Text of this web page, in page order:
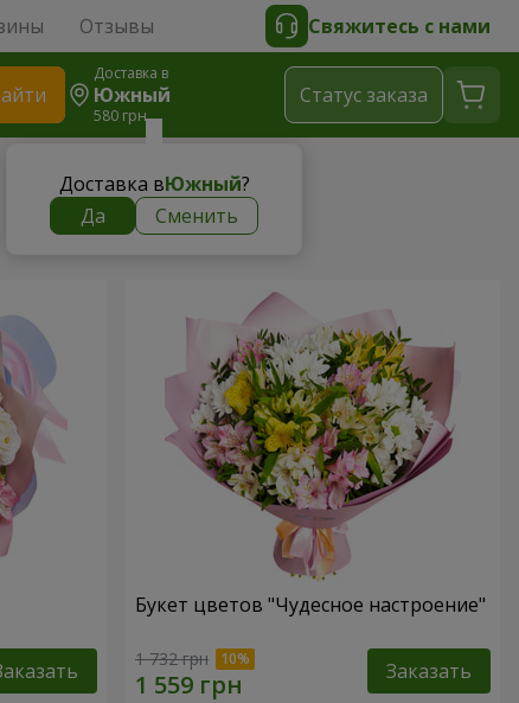
Отзывы Свяжитесь с нами
Доставка в
Южный
580 грн
Доставка вЮжный?
Да
Сменить
Cтатус заказа
Букет цветов "Чудесное настроение"
1 732 грн Заказать